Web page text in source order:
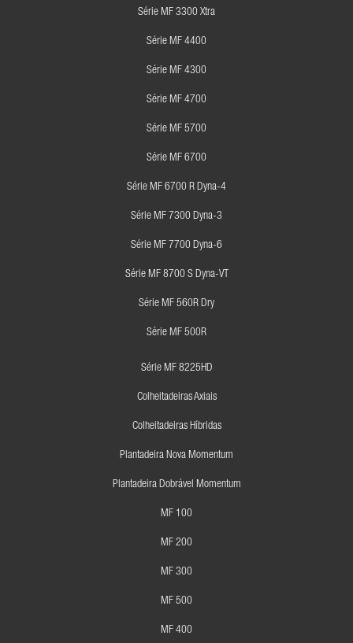
Série MF 3300 Xtra
Série MF 4400
Série MF 4300
Série MF 4700
Série MF 5700
Série MF 6700
Série MF 6700 R Dyna-4
Série MF 7300 Dyna-3
Série MF 7700 Dyna-6
Série MF 8700 S Dyna-VT
Série MF 560R Dry
Série MF 500R
Série MF 8225HD
Colheitadeiras Axiais
Colheitadeiras Híbridas
Plantadeira Nova Momentum
Plantadeira Dobrável Momentum
MF 100
MF 200
MF 300
MF 500
MF 400